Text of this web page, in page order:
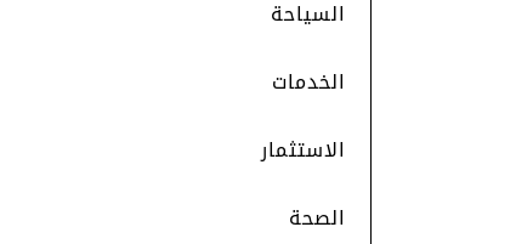
السياحة
الخدمات
الاستثمار
الصحة